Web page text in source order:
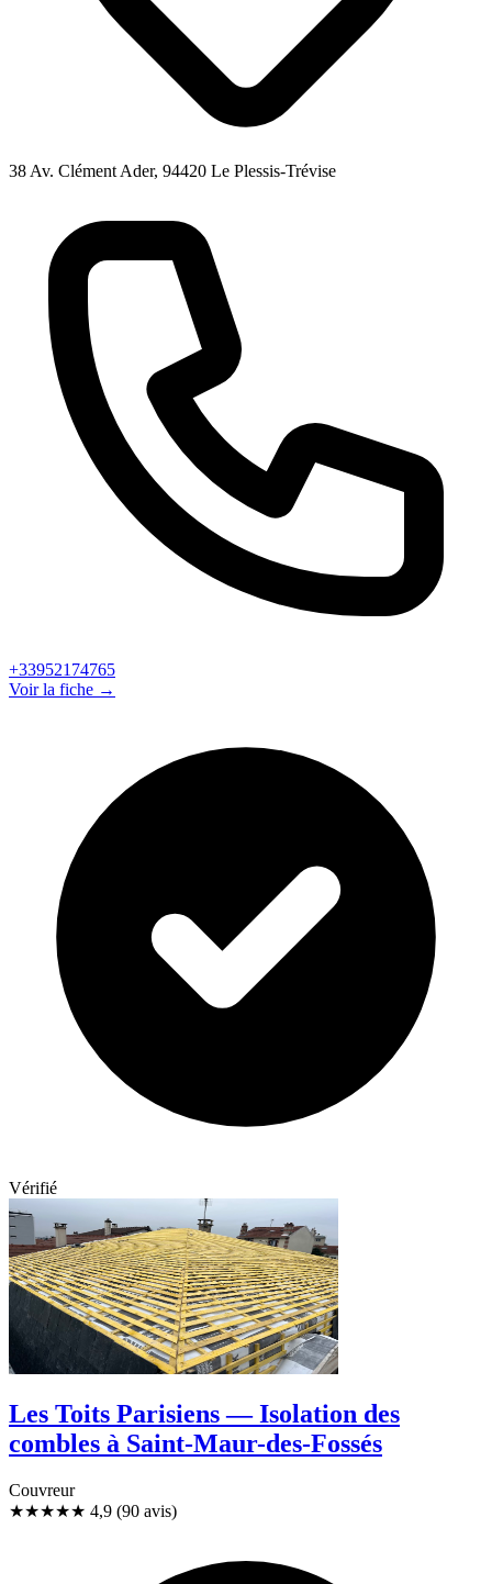
38 Av. Clément Ader, 94420 Le Plessis-Trévise
+33952174765
Voir la fiche →
Vérifié
Les Toits Parisiens — Isolation des
combles à Saint-Maur-des-Fossés
Couvreur
★★★★★ 4,9 (90 avis)